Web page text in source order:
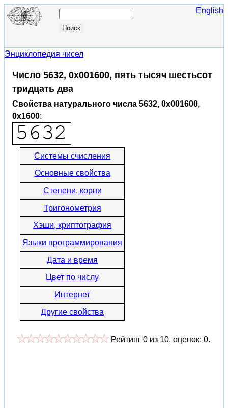
English
Энциклопедия чисел
Число 5632, 0x001600, пять тысяч шестьсот
тридцать два
Свойства натурального числа 5632, 0x001600,
0x1600:
Системы счисления
Основные свойства
Степени, корни
Тригонометрия
Хэши, криптография
Языки программирования
Дата и время
Цвет по числу
Интернет
Другие свойства
Рейтинг 0 из 10, оценок: 0.